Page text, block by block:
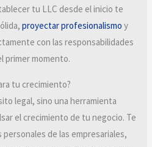
tu LLC desde el inicio te
proyectar profesionalismo y
con las responsabilidades
primer momento.
tu crecimiento?
legal, sino una herramienta
el crecimiento de tu negocio. Te
de las empresariales,